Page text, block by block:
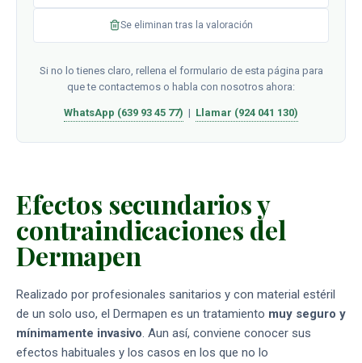
Se eliminan tras la valoración
Si no lo tienes claro, rellena el formulario de esta página para
que te contactemos o habla con nosotros ahora:
WhatsApp (639 93 45 77) | Llamar (924 041 130)
Efectos secundarios y
contraindicaciones del
Dermapen
Realizado por profesionales sanitarios y con material estéril
de un solo uso, el Dermapen es un tratamiento muy seguro y
mínimamente invasivo. Aun así, conviene conocer sus
efectos habituales y los casos en los que no lo